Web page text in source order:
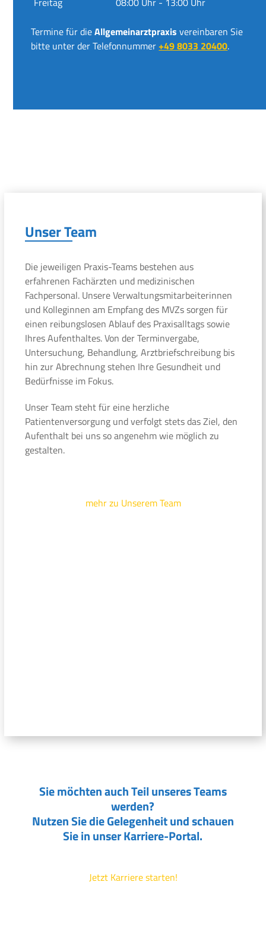
Termine für dieAllgemeinarztpraxis vereinbaren Sie
bitte unter der Telefonnummer+49 8033 20400.
Unser Team
Die jeweiligen Praxis-Teams bestehen aus
erfahrenen Fachärzten und medizinischen
Fachpersonal. Unsere Verwaltungsmitarbeiterinnen
und Kolleginnen am Empfang des MVZs sorgen für
einen reibungslosen Ablauf des Praxisalltags sowie
Ihres Aufenthaltes. Von der Terminvergabe,
Untersuchung, Behandlung, Arztbriefschreibung bis
hin zur Abrechnung stehen Ihre Gesundheit und
Bedürfnisse im Fokus.
Unser Team steht für eine herzliche
Patientenversorgung und verfolgt stets das Ziel, den
Aufenthalt bei uns so angenehm wie möglich zu
gestalten.
mehr zu Unserem Team
Sie möchten auch Teil unseres Teams
werden?
Nutzen Sie die Gelegenheit und schauen
Sie in unser Karriere-Portal.
Jetzt Karriere starten!